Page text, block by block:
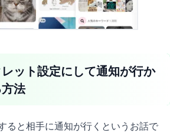
ット設定にして通知が行か
法
ると相手に通知が行くというお話で